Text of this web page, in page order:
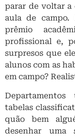
parar de voltar a
aula de
prêmio
profissional e,
surpresos que
alunos com as
em campo?
tabelas
quão bem
desenhar uma